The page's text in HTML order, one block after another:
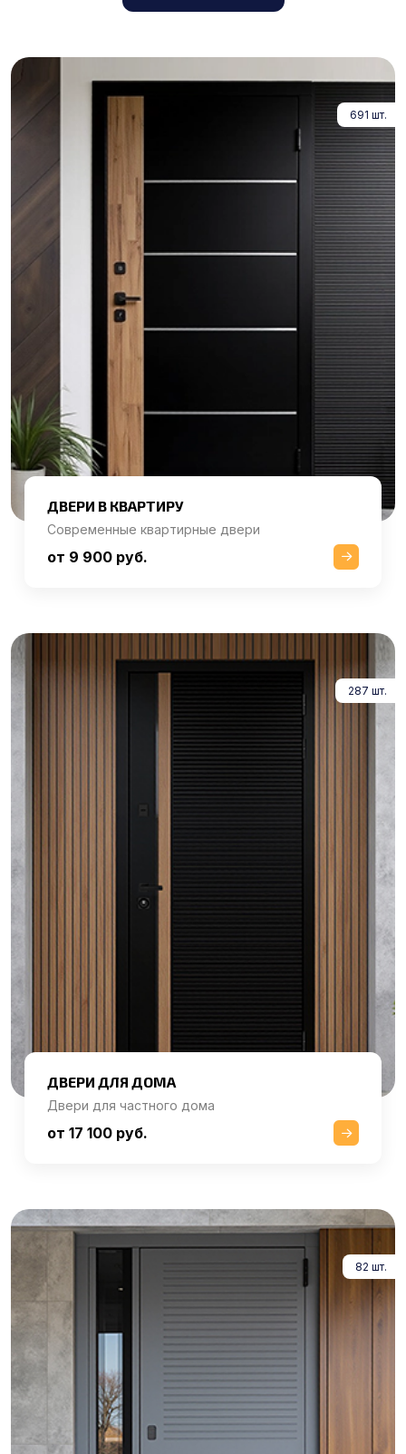
691 шт.
ДВЕРИ В КВАРТИРУ
Современные квартирные двери
от 9 900 руб.
287 шт.
ДВЕРИ ДЛЯ ДОМА
Двери для частного дома
от 17 100 руб.
82 шт.